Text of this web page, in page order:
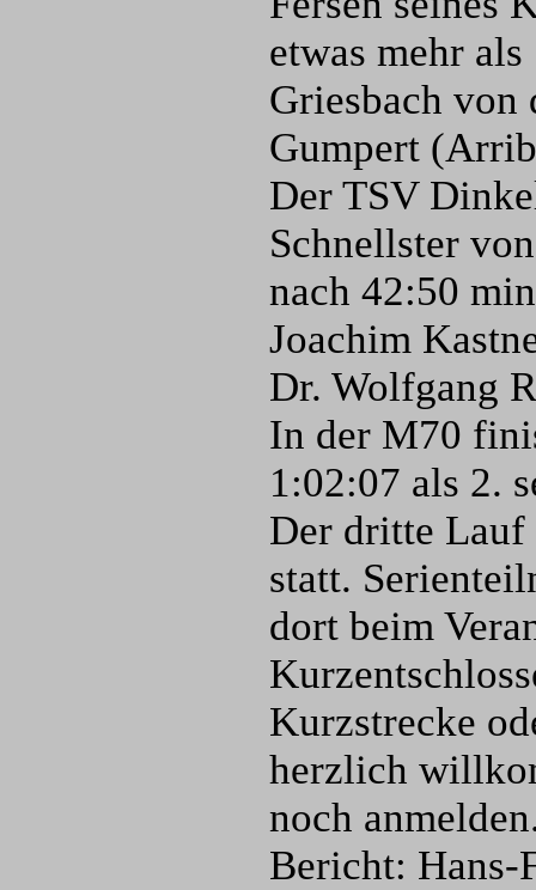
etwas mehr
Griesbach
Gumpert
Der TSV
Schnellster
nach 42:50
Joachim
Dr. Wolfgang
In der M70
1:02:07 als 2.
Der dritte Lauf
statt.
dort beim
Kurzstrecke
herzlich
noch
Bericht: Hans-